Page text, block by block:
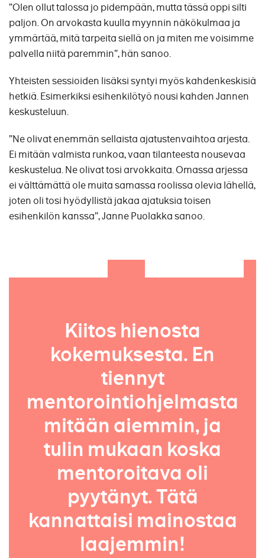
”Olen ollut talossa jo pidempään, mutta tässä oppi silti
paljon. On arvokasta kuulla myynnin näkökulmaa ja
ymmärtää, mitä tarpeita siellä on ja miten me voisimme
palvella niitä paremmin”, hän sanoo.
Yhteisten sessioiden lisäksi syntyi myös kahdenkeskisiä
hetkiä. Esimerkiksi esihenkilötyö nousi kahden Jannen
keskusteluun.
”Ne olivat enemmän sellaista ajatustenvaihtoa arjesta.
Ei mitään valmista runkoa, vaan tilanteesta nousevaa
keskustelua. Ne olivat tosi arvokkaita. Omassa arjessa
ei välttämättä ole muita samassa roolissa olevia lähellä,
joten oli tosi hyödyllistä jakaa ajatuksia toisen
esihenkilön kanssa”, Janne Puolakka sanoo.
Kiitos hienosta
kokemuksesta. En
tiennyt
mentorointiohjelmasta
mitään aiemmin, ja
tulin mukaan koska
mentoroitava oli
pyytänyt. Tätä
kannattaisi mainostaa
laajemmin!